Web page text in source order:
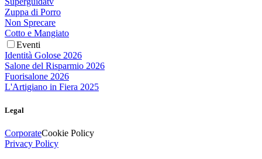
Zuppa di Porro
Non Sprecare
Cotto e Mangiato
Eventi
Identità Golose 2026
Salone del Risparmio 2026
Fuorisalone 2026
L'Artigiano in Fiera 2025
Legal
CorporateCookie Policy
Privacy Policy